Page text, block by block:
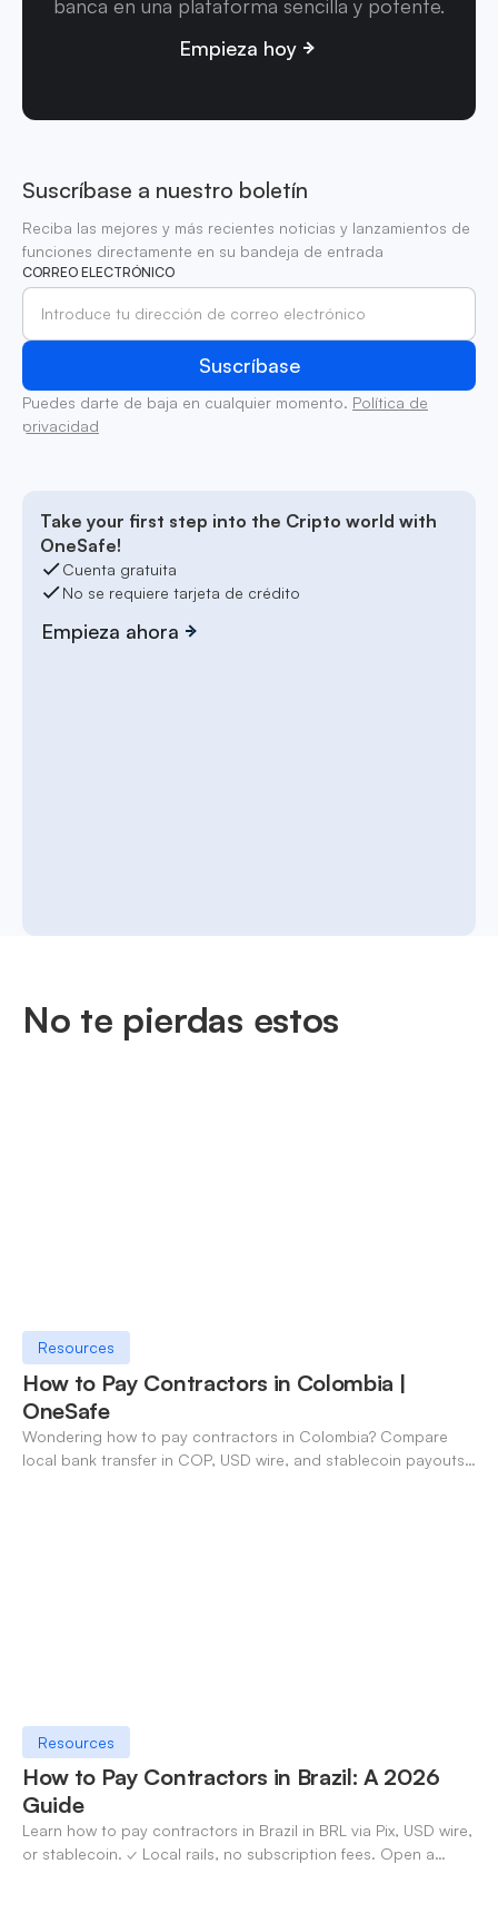
banca en una plataforma sencilla y potente.
Empieza hoy
Suscríbase a nuestro boletín
Reciba las mejores y más recientes noticias y lanzamientos de
funciones directamente en su bandeja de entrada
CORREO ELECTRÓNICO
Puedes darte de baja en cualquier momento. Política de
privacidad
Take your first step into the Cripto world with
OneSafe!
Cuenta gratuita
No se requiere tarjeta de crédito
Empieza ahora
No te pierdas estos
Resources
How to Pay Contractors in Colombia |
OneSafe
Wondering how to pay contractors in Colombia? Compare
local bank transfer in COP, USD wire, and stablecoin payouts.
Resources
How to Pay Contractors in Brazil: A 2026
Guide
Learn how to pay contractors in Brazil in BRL via Pix, USD wire,
or stablecoin. ✓ Local rails, no subscription fees. Open a